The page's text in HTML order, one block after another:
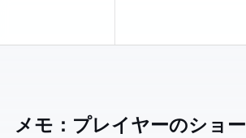
メモ：MPV プレイヤーのショ